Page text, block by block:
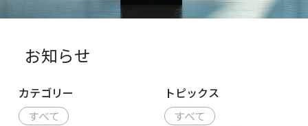
お知らせ
カテゴリー
すべて
トピックス
すべて